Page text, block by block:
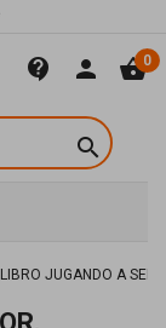
contact_support person shopping_basket0

LIBRO JUGANDO A SER